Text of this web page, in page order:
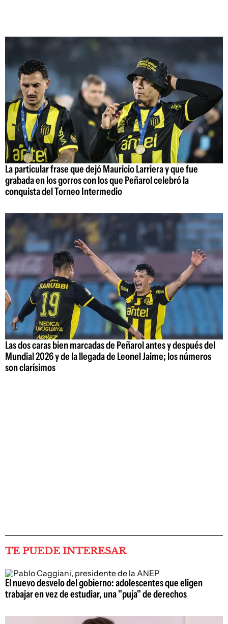
La particular frase que dejó Mauricio Larriera y que fue
grabada en los gorros con los que Peñarol celebró la
conquista del Torneo Intermedio
Las dos caras bien marcadas de Peñarol antes y después del
Mundial 2026 y de la llegada de Leonel Jaime; los números
son clarísimos
TE PUEDE INTERESAR
El nuevo desvelo del gobierno: adolescentes que eligen
trabajar en vez de estudiar, una "puja" de derechos